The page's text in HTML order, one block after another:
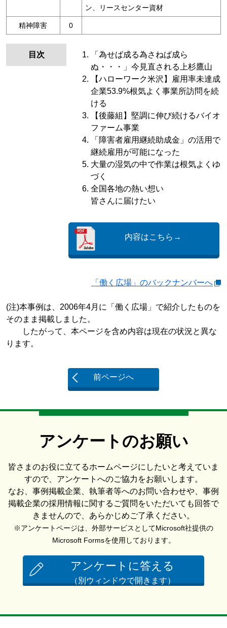
ン、リースセンター資材
精神障害 0
目次
「為せば成る為さねば成ら
ぬ・・・」今見直される上杉鷹山
【ハローワーク米沢】雇用率未達成
企業53.9%根気よく事業所訪問を続
ける
【後藤組】堅調に伸び続けるバイオ
ファーム事業
「障害者雇用継続助成金」の活用で
継続雇用が可能になった
大量の湿気の中で作業は根気よくゆ
づく
全国各地の熱い想い
皆さんに届けたい
内容はこちら→
「働く広場」のバックナンバーへ
(注)本事例は、2006年4月に「働く広場」で紹介したものを
そのまま掲載しました。
したがって、本ページを含め内容は現在の状況と異な
ります。
前ページへ
アンケートのお願い
皆さまのお役に立てるホームページにしたいと考えていま
すので、アンケートへのご協力をお願いします。
なお、事例掲載企業、執筆者等へのお問い合わせや、事例
掲載企業の採用情報に関するご質問をいただいても回答で
きませんので、あらかじめご了承ください。
※アンケートページは、外部サービスとしてMicrosoft社提供の
Microsoft Formsを使用しております。
アンケートに答える
（別ウィンドウで開きます）